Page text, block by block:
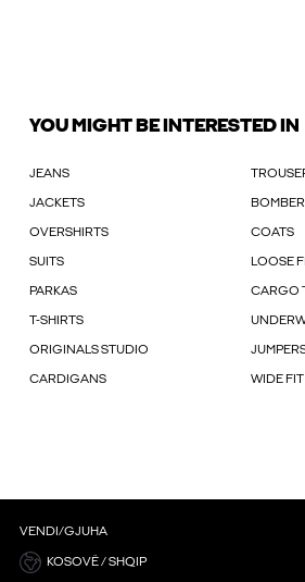
YOU MIGHT BE INTERESTED IN
JEANS
JACKETS
OVERSHIRTS COATS
SUITS LOOSE
PARKAS CARGO
T-SHIRTS
ORIGINALS STUDIO
CARDIGANS WIDE
VENDI/GJUHA
KOSOVË / SHQIP